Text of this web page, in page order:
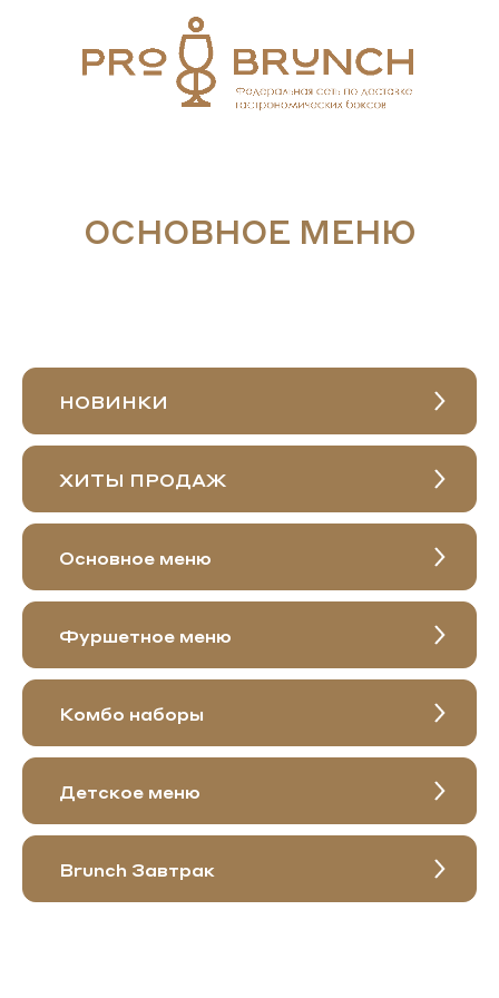
ОСНОВНОЕ МЕНЮ
НОВИНКИ
ХИТЫ ПРОДАЖ
Основное меню
Фуршетное меню
Комбо наборы
Детское меню
Brunch Завтрак